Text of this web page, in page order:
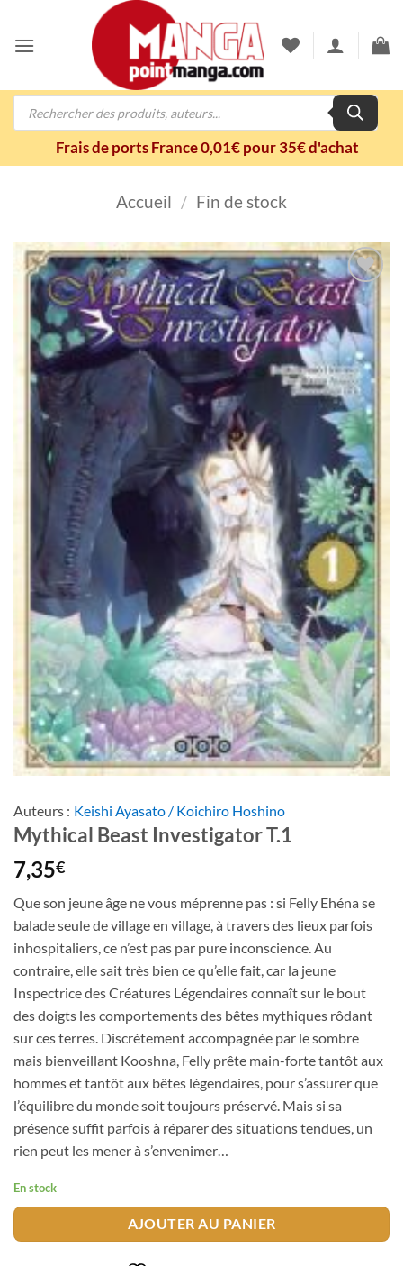
contenu
Recherche
Frais de ports France 0,01€ pour 35€ d'achat
Accueil / Fin de stock
Ajouter
à la
wishlist
Auteurs : Keishi Ayasato / Koichiro Hoshino
Mythical Beast Investigator T.1
7,35€
Que son jeune âge ne vous méprenne pas : si Felly Ehéna se
balade seule de village en village, à travers des lieux parfois
inhospitaliers, ce n’est pas par pure inconscience. Au
contraire, elle sait très bien ce qu’elle fait, car la jeune
Inspectrice des Créatures Légendaires connaît sur le bout
des doigts les comportements des bêtes mythiques rôdant
sur ces terres. Discrètement accompagnée par le sombre
mais bienveillant Kooshna, Felly prête main-forte tantôt aux
hommes et tantôt aux bêtes légendaires, pour s’assurer que
l’équilibre du monde soit toujours préservé. Mais si sa
présence suffit parfois à réparer des situations tendues, un
rien peut les mener à s’envenimer…
En stock
AJOUTER AU PANIER